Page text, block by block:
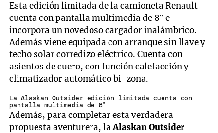
Esta edición limitada de la camioneta Renault
cuenta con pantalla multimedia de 8” e
incorpora un novedoso cargador inalámbrico.
Además viene equipada con arranque sin llave y
techo solar corredizo eléctrico. Cuenta con
asientos de cuero, con función calefacción y
climatizador automático bi-zona.
La Alaskan Outsider edición limitada cuenta con
pantalla multimedia de 8”
Además, para completar esta verdadera
propuesta aventurera, laAlaskan Outsider